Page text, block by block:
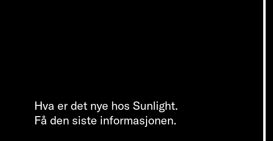
Hva er det nye hos Sunlight.
Få den siste informasjonen.